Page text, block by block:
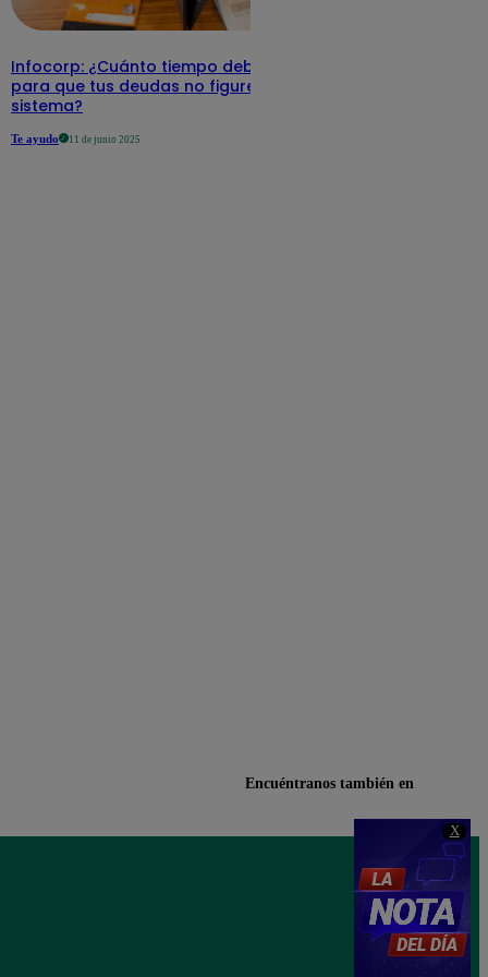
X
Infocorp: ¿Cuánto tiempo debe pasar
para que tus deudas no figuren en su
sistema?
Te ayudo 11 de junio 2025
Encuéntranos también en